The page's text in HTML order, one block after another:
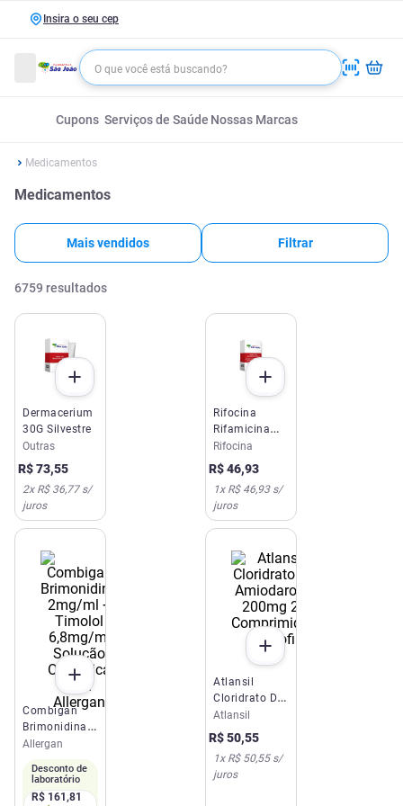
Insira o seu cep
Cupons Serviços de Saúde Nossas Marcas
Medicamentos
Medicamentos
Mais vendidos Filtrar
6759 resultados
Dermacerium
30G Silvestre
Outras
R$73,55
2x R$ 36,77s/
juros
Rifocina
Rifamicina
Sódica
10mg/ml
20ml Solução
Tópica Spray
Sanofi
Rifocina
R$46,93
1x R$ 46,93s/
juros
Combigan
Brimonidina
2mg/ml +
6,8mg/ml
Solução
Allergan
Desconto de
laboratório
R$ 161 ,81
Atlansil
Cloridrato De
Amiodarona
200mg 20
Comprimidos
Sanofi
Atlansil
R$50,55
1x R$ 50,55s/
juros